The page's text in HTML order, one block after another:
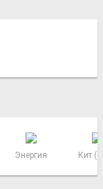
Энергия Кит